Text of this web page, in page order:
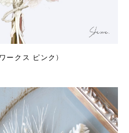
ークス ピンク)